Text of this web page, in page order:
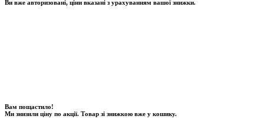
Ви вже авторизовані, ціни вказані з урахуванням вашої знижки.
Вам пощастило!
Ми знизили ціну по акції. Товар зі знижкою вже у кошику.